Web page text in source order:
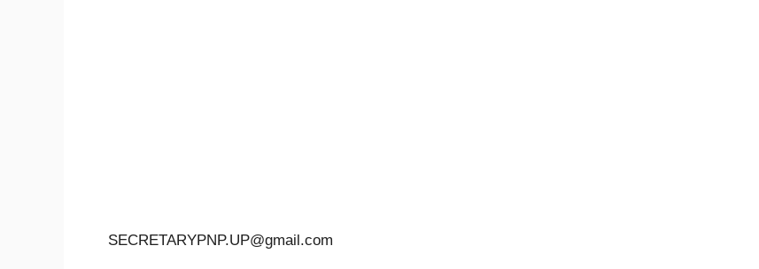
SECRETARYPNP.UP@gmail.com